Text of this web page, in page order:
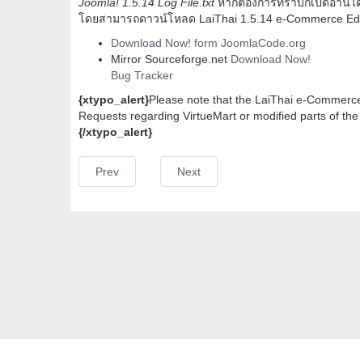
โดยสามารถดาวน์โหลด LaiThai 1.5.14 e-Commerce
Download Now! form JoomlaCode.org
Mirror Sourceforge.net Download Now!
Bug Tracker
{xtypo_alert}Please note that the LaiThai e-
Requests regarding VirtueMart or modified parts of
{/xtypo_alert}
Prev Next